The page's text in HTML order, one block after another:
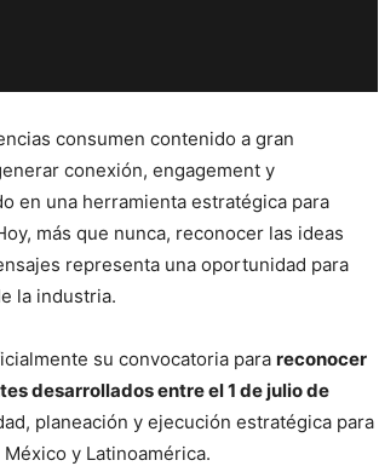
consumen contenido a gran
conexión, engagement y
en una herramienta estratégica para
más que nunca, reconocer las ideas
representa una oportunidad para
la industria.
su convocatoria para reconocer
desarrollados entre el 1 de julio de
planeación y ejecución estratégica para
y Latinoamérica.